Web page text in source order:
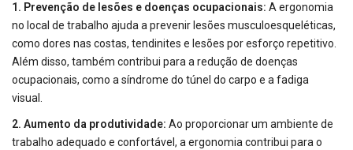
1. Prevenção de lesões e doenças ocupacionais: A ergonomia
no local de trabalho ajuda a prevenir lesões musculoesqueléticas,
como dores nas costas, tendinites e lesões por esforço repetitivo.
Além disso, também contribui para a redução de doenças
ocupacionais, como a síndrome do túnel do carpo e a fadiga
visual.
2. Aumento da produtividade: Ao proporcionar um ambiente de
trabalho adequado e confortável, a ergonomia contribui para o